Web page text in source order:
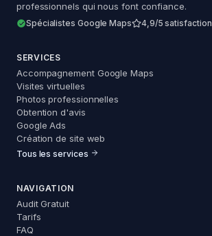
professionnels qui nous font confiance.
Spécialistes Google Maps 4,9/5 satisfaction
SERVICES
Accompagnement Google Maps
Visites virtuelles
Photos professionnelles
Obtention d'avis
Google Ads
Création de site web
Tous les services
NAVIGATION
Audit Gratuit
Tarifs
FAQ